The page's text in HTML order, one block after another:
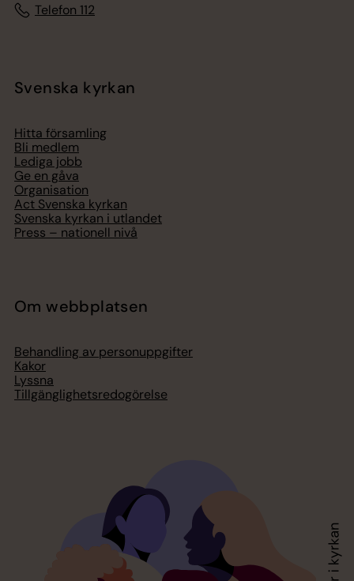
Telefon 112
Svenska kyrkan
Hitta församling
Bli medlem
Lediga jobb
Ge en gåva
Organisation
Act Svenska kyrkan
Svenska kyrkan i utlandet
Press – nationell nivå
Om webbplatsen
Behandling av personuppgifter
Kakor
Lyssna
Tillgänglighetsredogörelse